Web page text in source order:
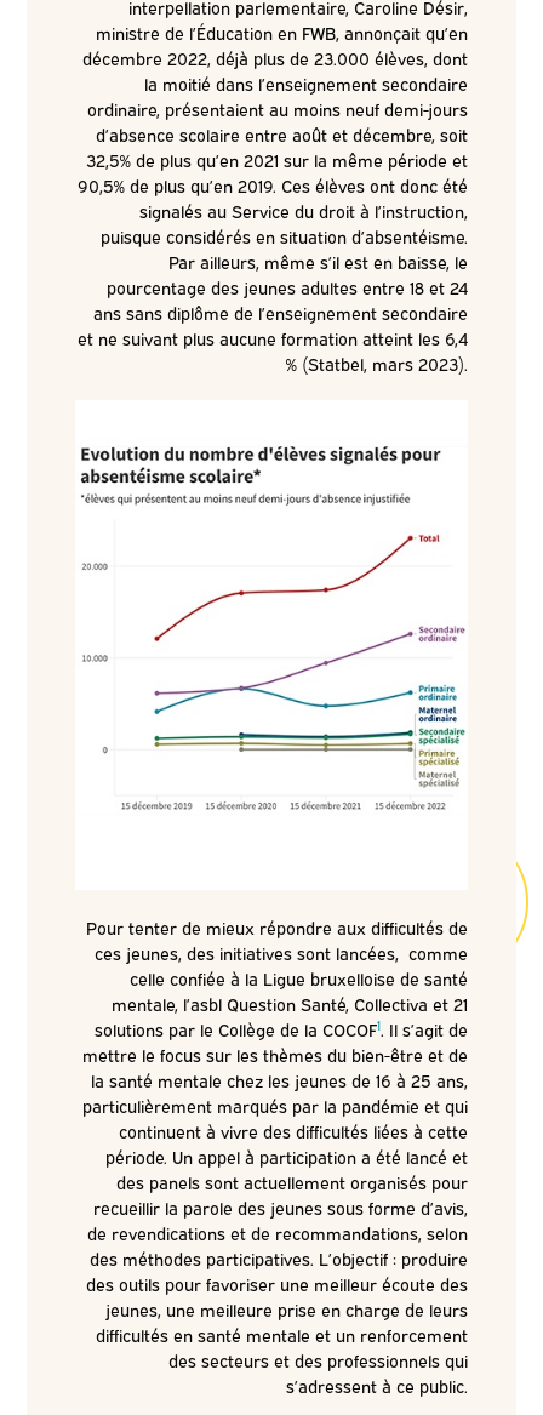
interpellation parlementaire, Caroline Désir,
ministre de l’Éducation en FWB, annonçait qu’en
décembre 2022, déjà plus de 23.000 élèves, dont
la moitié dans l’enseignement secondaire
ordinaire, présentaient au moins neuf demi-jours
d’absence scolaire entre août et décembre, soit
32,5% de plus qu’en 2021 sur la même période et
90,5% de plus qu’en 2019. Ces élèves ont donc été
signalés au Service du droit à l’instruction,
puisque considérés en situation d’absentéisme.
Par ailleurs, même s’il est en baisse, le
pourcentage des jeunes adultes entre 18 et 24
ans sans diplôme de l’enseignement secondaire
et ne suivant plus aucune formation atteint les 6,4
% (Statbel, mars 2023).
Pour tenter de mieux répondre aux difficultés de
ces jeunes, des initiatives sont lancées, comme
celle confiée à la Ligue bruxelloise de santé
mentale, l’asbl Question Santé, Collectiva et 21
solutions par le Collège de la COCOF1. Il s’agit de
mettre le focus sur les thèmes du bien-être et de
la santé mentale chez les jeunes de 16 à 25 ans,
particulièrement marqués par la pandémie et qui
continuent à vivre des difficultés liées à cette
période. Un appel à participation a été lancé et
des panels sont actuellement organisés pour
recueillir la parole des jeunes sous forme d’avis,
de revendications et de recommandations, selon
des méthodes participatives. L’objectif : produire
des outils pour favoriser une meilleur écoute des
jeunes, une meilleure prise en charge de leurs
difficultés en santé mentale et un renforcement
des secteurs et des professionnels qui
s’adressent à ce public.